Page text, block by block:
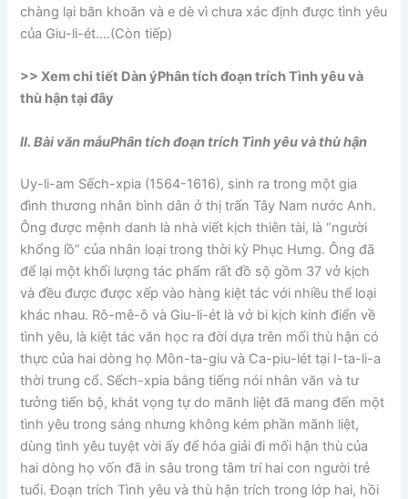
chàng lại băn khoăn và e dè vì chưa xác định được tình yêu
của Giu-li-ét….(Còn tiếp)
>> Xem chi tiết Dàn ýPhân tích đoạn trích Tình yêu và
thù hận tại đây
II. Bài văn mẫuPhân tích đoạn trích Tình yêu và thù hận
Uy-li-am Sếch-xpia (1564-1616), sinh ra trong một gia
đình thương nhân bình dân ở thị trấn Tây Nam nước Anh.
Ông được mệnh danh là nhà viết kịch thiên tài, là “người
khổng lồ” của nhân loại trong thời kỳ Phục Hưng. Ông đã
để lại một khối lượng tác phẩm rất đồ sộ gồm 37 vở kịch
và đều được được xếp vào hàng kiệt tác với nhiều thể loại
khác nhau. Rô-mê-ô và Giu-li-ét là vở bi kịch kinh điển về
tình yêu, là kiệt tác văn học ra đời dựa trên mối thù hận có
thực của hai dòng họ Môn-ta-giu và Ca-piu-lét tại I-ta-li-a
thời trung cổ. Sếch-xpia bằng tiếng nói nhân văn và tư
tưởng tiến bộ, khát vọng tự do mãnh liệt đã mang đến một
tình yêu trong sáng nhưng không kém phần mãnh liệt,
dùng tình yêu tuyệt vời ấy để hóa giải đi mối hận thù của
hai dòng họ vốn đã in sâu trong tâm trí hai con người trẻ
tuổi. Đoạn trích Tình yêu và thù hận trích trong lớp hai, hồi